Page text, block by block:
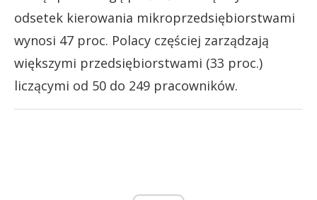
odsetek kierowania mikroprzedsiębiorstwami
wynosi 47 proc. Polacy częściej zarządzają
większymi przedsiębiorstwami (33 proc.)
liczącymi od 50 do 249 pracowników.